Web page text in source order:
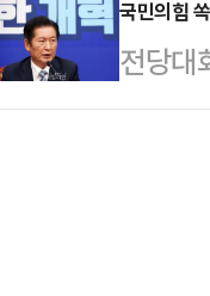
와 함
절차에
없고,
는 6일
하면서
전망했
국민의힘
전당대
불어민